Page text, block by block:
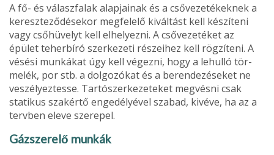
A fő- és válaszfalak alapjainak és a csővezetékeknek a
kereszteződésekor megfelelő kiváltást kell készíteni
vagy csőhüvelyt kell elhelyezni. A csővezetéket az
épület teher­bíró szerkezeti részeihez kell rögzíteni. A
vésési munkákat úgy kell végezni, hogy a lehulló tör­
melék, por stb. a dolgozókat és a berendezéseket ne
veszélyeztesse. Tartószerkezeteket megvésni csak
stati­kus szakértő engedélyével szabad, kivéve, ha az a
tervben eleve szerepel.
Gázszerelő munkák